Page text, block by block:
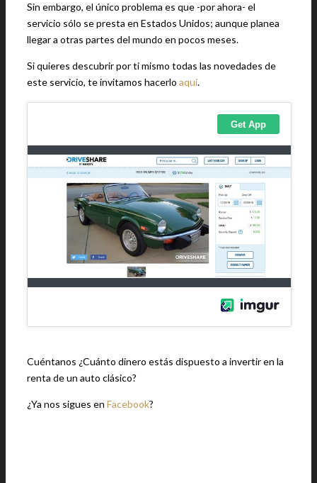
Sin embargo, el único problema es que -por ahora- el
servicio sólo se presta en Estados Unidos; aunque planea
llegar a otras partes del mundo en pocos meses.
Si quieres descubrir por ti mismo todas las novedades de
este servicio, te invitamos hacerlo aquí.
Cuéntanos ¿Cuánto dinero estás dispuesto a invertir en la
renta de un auto clásico?
¿Ya nos sigues en Facebook?